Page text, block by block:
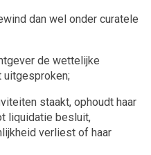
dan wel onder curatele
de wettelijke
uitgesproken;
staakt, ophoudt haar
liquidatie besluit,
verliest of haar